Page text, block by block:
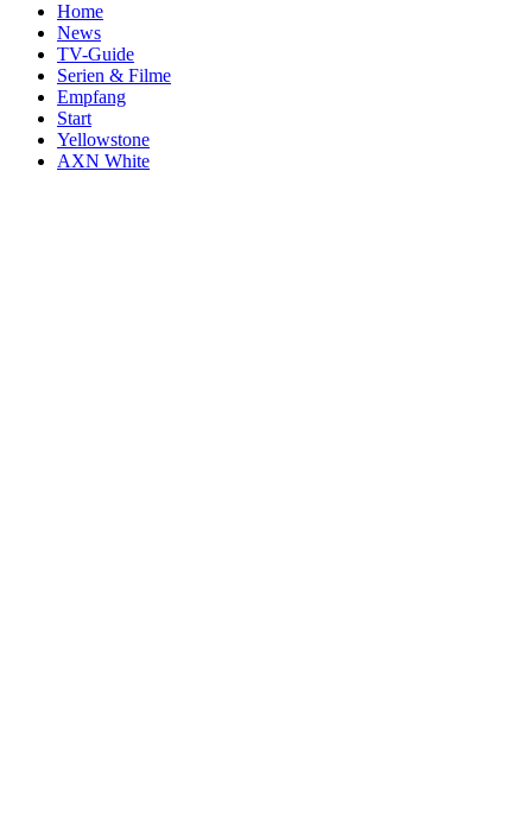
Home
News
TV-Guide
Serien & Filme
Empfang
Start
Yellowstone
AXN White